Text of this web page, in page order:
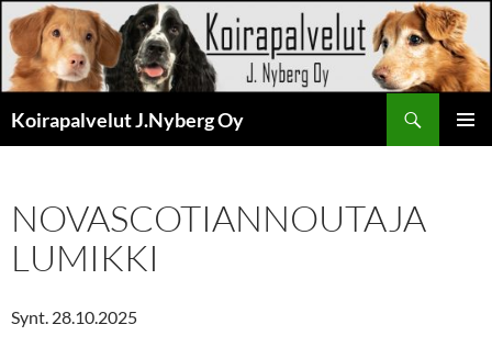
Siirry
sisältöön
Koirapalvelut J.Nyberg Oy
NOVASCOTIANNOUTAJA
LUMIKKI
Synt. 28.10.2025